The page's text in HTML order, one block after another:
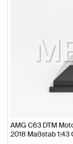
AMG C63 DTM
2018 Maßstab